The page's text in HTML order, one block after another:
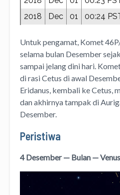
Untuk pengamat, Komet
selama bulan Desember
sampai jelang dini hari.
di rasi Cetus di awal
Eridanus, kembali ke Cetus,
dan akhirnya tampak di
Desember.
Peristiwa
4 Desember — Bulan — Venus